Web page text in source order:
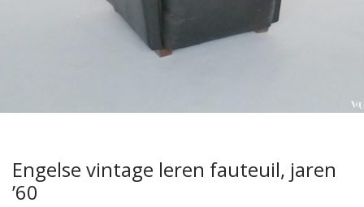
Engelse vintage leren fauteuil, jaren
’60